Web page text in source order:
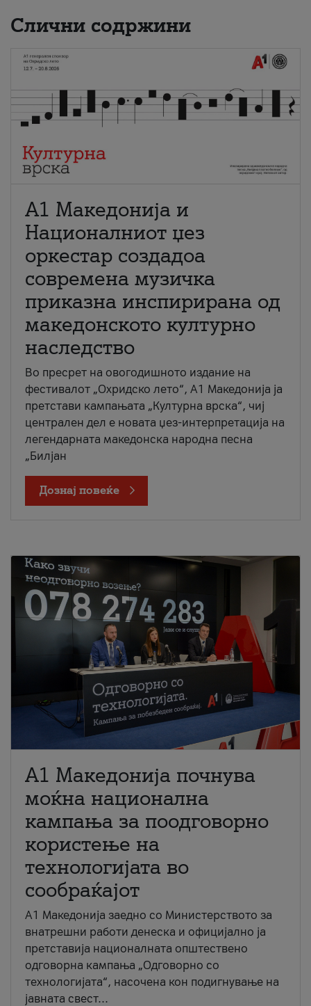
Слични содржини
А1 Македонија и
Националниот џез
оркестар создадоа
современа музичка
приказна инспирирана од
македонското културно
наследство
Во пресрет на овогодишното издание на
фестивалот „Охридско лето“, А1 Македонија ја
претстави кампањата „Културна врска“, чиј
централен дел е новата џез-интерпретација на
легендарната македонска народна песна
„Билјан
Дознај повеќе
A1 Македонија почнува
моќна национална
кампања за поодговорно
користење на
технологијата во
сообраќајот
A1 Македонија заедно со Министерството за
внатрешни работи денеска и официјално ја
претставија националната општествено
одговорна кампања „Одговорно со
технологијата“, насочена кон подигнување на
јавната свест...